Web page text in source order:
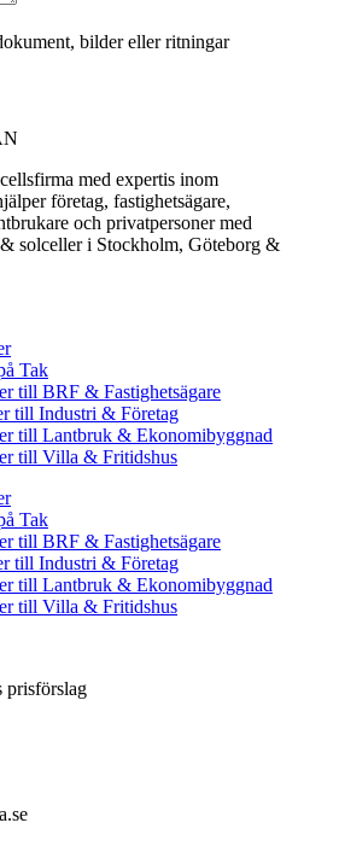
bilder eller ritningar
med expertis inom
företag, fastighetsägare,
och privatpersoner med
solceller i Stockholm, Göteborg &
Tak
till BRF & Fastighetsägare
till Industri & Företag
till Lantbruk & Ekonomibyggnad
till Villa & Fritidshus
Tak
till BRF & Fastighetsägare
till Industri & Företag
till Lantbruk & Ekonomibyggnad
till Villa & Fritidshus
prisförslag